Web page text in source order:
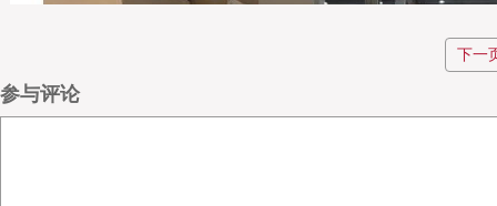
下一
参与评论